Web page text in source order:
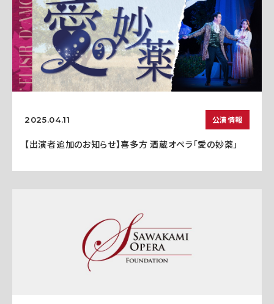
2025.04.11 公演情報
【出演者追加のお知らせ】喜多方 酒蔵オペラ「愛の妙薬」